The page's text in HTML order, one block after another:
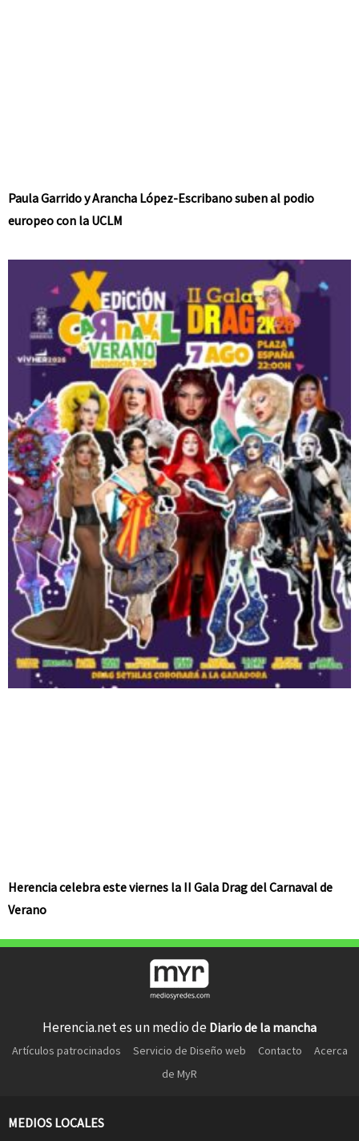
Paula Garrido y Arancha López-Escribano suben al podio
europeo con la UCLM
Herencia celebra este viernes la II Gala Drag del Carnaval de
Verano
Herencia.net es un medio de Diario de la mancha
Artículos patrocinados Servicio de Diseño web Contacto
Acerca
de MyR
MEDIOS LOCALES